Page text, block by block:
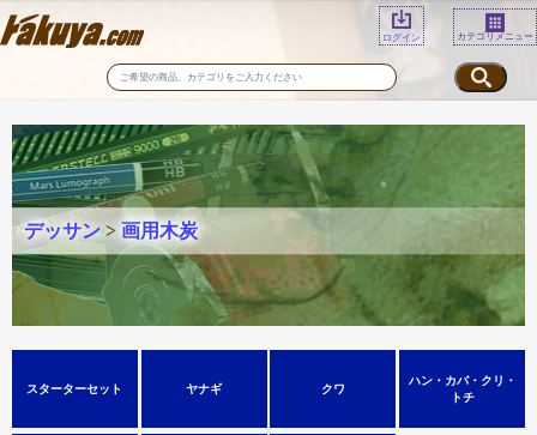
ログイン カテゴリメニュー
デッサン > 画用木炭
スターターセット ヤナギ クワ
ハン・カバ・クリ・
トチ